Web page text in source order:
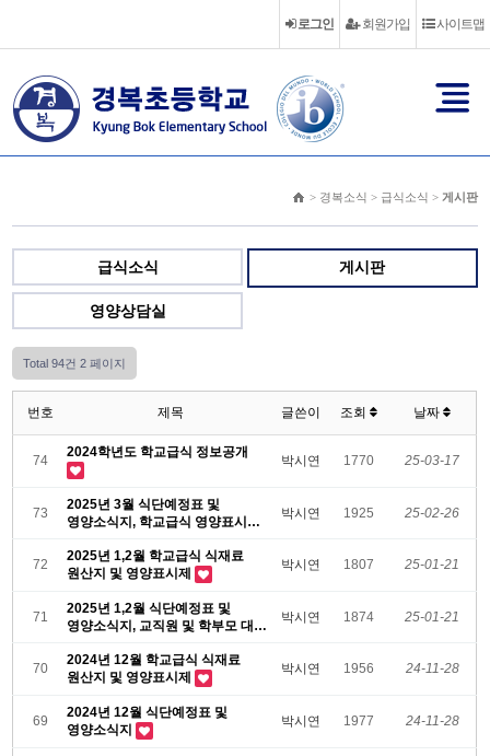
사이트맵
회원가입
로그인
> 경복소식 > 급식소식 > 게시판
급식소식 게시판
영양상담실
Total 94건 2 페이지
번호 제목 글쓴이 조회 날짜
74
2024학년도 학교급식 정보공개
박시연 1770 25-03-17
73
2025년 3월 식단예정표 및
영양소식지, 학교급식 영양표시제
박시연 1925 25-02-26
72
2025년 1,2월 학교급식 식재료
원산지 및 영양표시제
박시연 1807 25-01-21
71
2025년 1,2월 식단예정표 및
영양소식지, 교직원 및 학부모 대상
박시연 1874 25-01-21
70
2024년 12월 학교급식 식재료
원산지 및 영양표시제
박시연 1956 24-11-28
69
2024년 12월 식단예정표 및
영양소식지
박시연 1977 24-11-28